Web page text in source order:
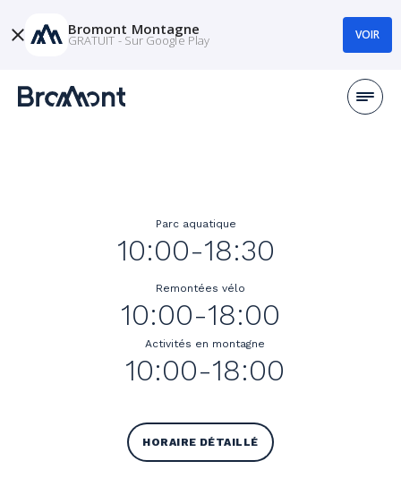
Parc aquatique
10:00-18:30
Remontées vélo
10:00-18:00
Activités en montagne
10:00-18:00
HORAIRE DÉTAILLÉ
Bromont Montagne
GRATUIT - Sur Google Play VOIR